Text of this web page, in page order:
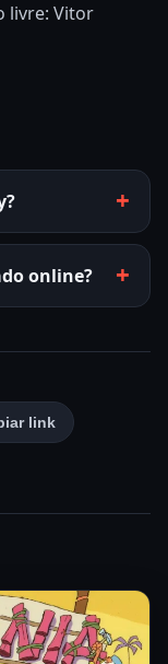
livre: Vitor
online?
link